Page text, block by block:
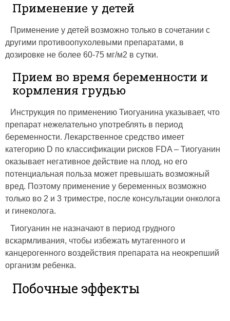
Применение у детей
Применение у детей возможно только в сочетании с
другими противоопухолевыми препаратами, в
дозировке не более 60-75 мг/м2 в сутки.
Прием во время беременности и
кормления грудью
Инструкция по применению Тиогуанина указывает, что
препарат нежелательно употреблять в период
беременности. Лекарственное средство имеет
категорию D по классификации рисков FDA – Тиогуанин
оказывает негативное действие на плод, но его
потенциальная польза может превышать возможный
вред. Поэтому применение у беременных возможно
только во 2 и 3 триместре, после консультации онколога
и гинеколога.
Тиогуанин не назначают в период грудного
вскармливания, чтобы избежать мутагенного и
канцерогенного воздействия препарата на неокрепший
организм ребенка.
Побочные эффекты